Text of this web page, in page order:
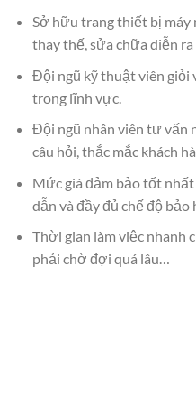
Sở hữu trang thiết bị máy
thay thế, sửa chữa diễn ra
Đội ngũ kỹ thuật viên giỏi
trong lĩnh vực.
Đội ngũ nhân viên tư vấn
câu hỏi, thắc mắc khách
Mức giá đảm bảo tốt
dẫn và đầy đủ chế độ bảo
Thời gian làm việc nhanh
phải chờ đợi quá lâu…